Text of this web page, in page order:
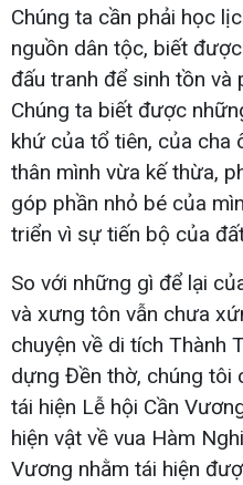
Chúng ta cần phải học
nguồn dân tộc, biết
đấu tranh để sinh tồn và
Chúng ta biết được
khứ của tổ tiên, của cha
thân mình vừa kế thừa,
góp phần nhỏ bé của
triển vì sự tiến bộ của
So với những gì để lại
và xưng tôn vẫn chưa
chuyện về di tích Thành
dựng Đền thờ, chúng tôi
tái hiện Lễ hội Cần
hiện vật về vua Hàm
Vương nhằm tái hiện